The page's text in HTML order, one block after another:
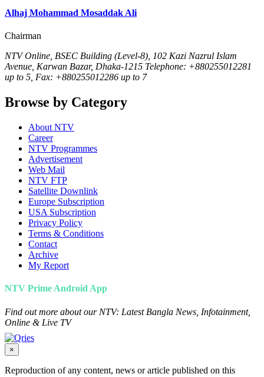
Alhaj Mohammad Mosaddak Ali
Chairman
NTV Online, BSEC Building (Level-8), 102 Kazi Nazrul Islam
Avenue, Karwan Bazar, Dhaka-1215 Telephone: +880255012281
up to 5, Fax: +880255012286 up to 7
Browse by Category
About NTV
Career
NTV Programmes
Advertisement
Web Mail
NTV FTP
Satellite Downlink
Europe Subscription
USA Subscription
Privacy Policy
Terms & Conditions
Contact
Archive
My Report
NTV Prime Android App
Find out more about our NTV: Latest Bangla News, Infotainment,
Online & Live TV
×
Reproduction of any content, news or article published on this